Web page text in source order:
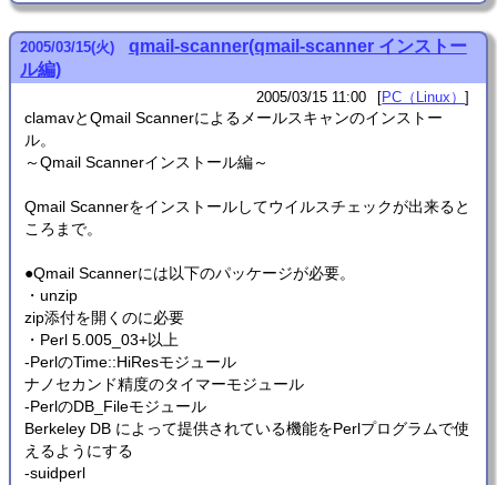
2005/03/15(火)
qmail-scanner(qmail-scanner インストー
ル編)
2005/03/15 11:00 PC（Linux）
clamavとQmail Scannerによるメールスキャンのインストー
ル。
～Qmail Scannerインストール編～
Qmail Scannerをインストールしてウイルスチェックが出来ると
ころまで。
●Qmail Scannerには以下のパッケージが必要。
・unzip
zip添付を開くのに必要
・Perl 5.005_03+以上
-PerlのTime::HiResモジュール
ナノセカンド精度のタイマーモジュール
-PerlのDB_Fileモジュール
Berkeley DB によって提供されている機能をPerlプログラムで使
えるようにする
-suidperl